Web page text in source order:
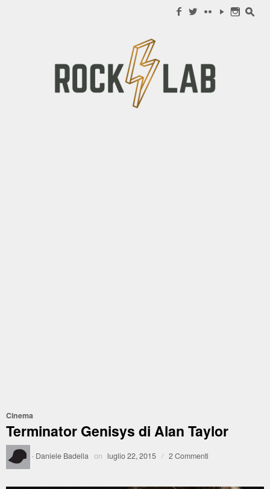
f w c y n s
Cinema
Terminator Genisys di Alan Taylor
· Daniele Badella on luglio 22, 2015 / 2 Commenti